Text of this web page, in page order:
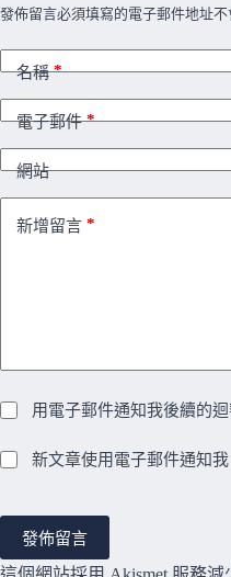
發佈留言必須填寫的電子郵件地址不
名稱*
電子郵件*
網站
新增留言 *
用電子郵件通知我後續的迴
新文章使用電子郵件通知我
發佈留言